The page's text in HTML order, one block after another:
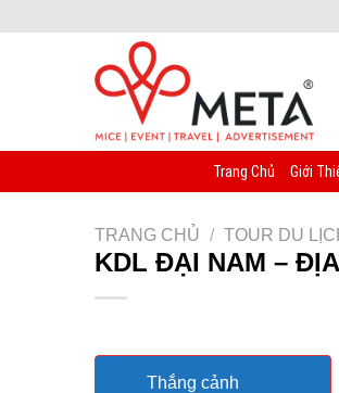
Trang Chủ Giới
TRANG CHỦ / TOUR DU
KDL ĐẠI NAM –
Thắng cảnh